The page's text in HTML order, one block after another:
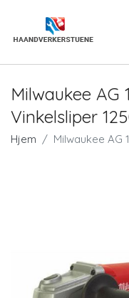
Milwaukee AG
Vinkelsliper
Hjem Milwaukee AG